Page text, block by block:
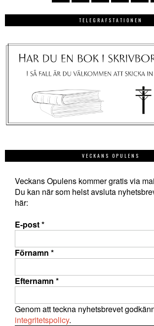
TELEGRAFSTATIONEN
VECKANS OPULENS
Veckans Opulens kommer gratis via
Du kan när som helst avsluta
här:
E-post*
Förnamn *
Efternamn *
Genom att teckna nyhetsbrevet
integritetspolicy.